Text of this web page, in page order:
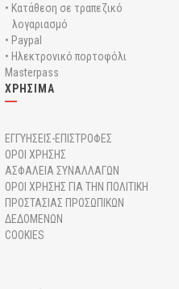
• Κατάθεση σε τραπεζικό
λογαριασμό
• Paypal
• Ηλεκτρονικό πορτοφόλι
Masterpass
ΧΡΗΣΙΜΑ
ΕΓΓΥΗΣΕΙΣ-ΕΠΙΣΤΡΟΦΕΣ
ΟΡΟΙ ΧΡΗΣΗΣ
ΑΣΦΑΛΕΙΑ ΣΥΝΑΛΛΑΓΩΝ
ΟΡΟΙ ΧΡΗΣΗΣ ΓΙΑ ΤΗΝ ΠΟΛΙΤΙΚΗ
ΠΡΟΣΤΑΣΙΑΣ ΠΡΟΣΩΠΙΚΩΝ
ΔΕΔΟΜΕΝΩΝ
COOKIES